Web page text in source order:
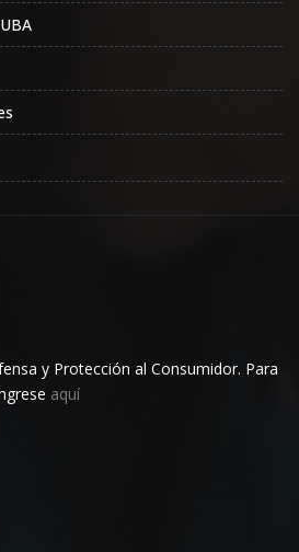
y Protección al Consumidor. Para
aquí